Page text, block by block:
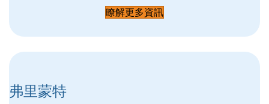
瞭解更多資訊
弗里蒙特